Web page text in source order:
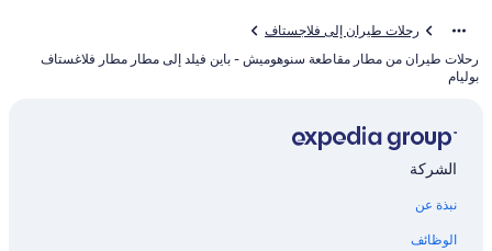
فنادق بتصنيف 4 نجمة في بريسكوت فالي
رحلات طيران إلى فلاجستاف
رحلات طيران من مطار مقاطعة سنوهوميش - باين فيلد إلى مطار مطار فلاغستاف
بوليام
الشركة
نبذة عن
الوظائف